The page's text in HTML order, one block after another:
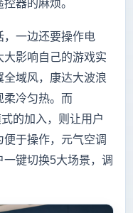
器的麻烦。
一边还要操作电
影响自己的游戏实
域风，康达大波浪
柔冷匀热。而
的加入，则让用户
于操作，元气空调
键切换5大场景，调